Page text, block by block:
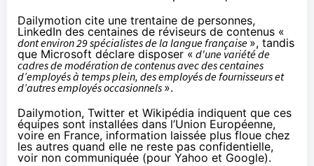
Dailymotion cite une trentaine de personnes,
LinkedIn des centaines de réviseurs de contenus «
dont environ 29 spécialistes de la langue française », tandis
que Microsoft déclare disposer « d'une variété de
cadres de modération de contenus avec des centaines
d’employés à temps plein, des employés de fournisseurs et
d’autres employés occasionnels ».
Dailymotion, Twitter et Wikipédia indiquent que ces
équipes sont installées dans l’Union Européenne,
voire en France, information laissée plus floue chez
les autres quand elle ne reste pas confidentielle,
voir non communiquée (pour Yahoo et Google).